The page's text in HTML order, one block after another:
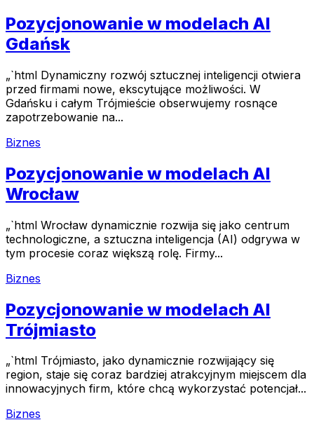
Pozycjonowanie w modelach AI
Gdańsk
„`html Dynamiczny rozwój sztucznej inteligencji otwiera
przed firmami nowe, ekscytujące możliwości. W
Gdańsku i całym Trójmieście obserwujemy rosnące
zapotrzebowanie na...
Biznes
Pozycjonowanie w modelach AI
Wrocław
„`html Wrocław dynamicznie rozwija się jako centrum
technologiczne, a sztuczna inteligencja (AI) odgrywa w
tym procesie coraz większą rolę. Firmy...
Biznes
Pozycjonowanie w modelach AI
Trójmiasto
„`html Trójmiasto, jako dynamicznie rozwijający się
region, staje się coraz bardziej atrakcyjnym miejscem dla
innowacyjnych firm, które chcą wykorzystać potencjał...
Biznes